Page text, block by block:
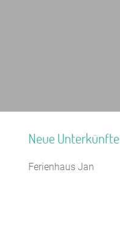
Neue Unterkünfte
Ferienhaus Jan